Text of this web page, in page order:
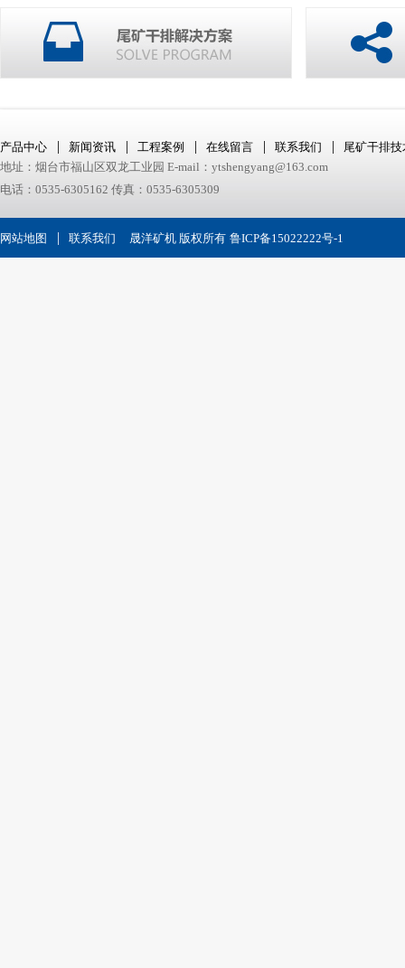
产品中心 | 新闻资讯 | 工程案例 | 在线留言 | 联系我们 |
尾矿干排技
地址：烟台市福山区双龙工业园 E-mail：ytshengyang@163.com
电话：0535-6305162 传真：0535-6305309
网站地图 | 联系我们 晟洋矿机 版权所有 鲁ICP备15022222号-1